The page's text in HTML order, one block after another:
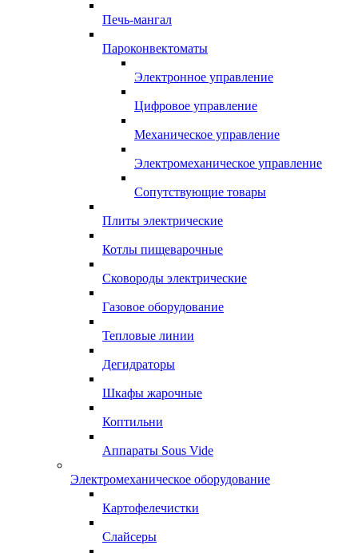
Печь-мангал
Пароконвектоматы
Электронное управление
Цифровое управление
Механическое управление
Электромеханическое управление
Сопутствующие товары
Плиты электрические
Котлы пищеварочные
Сковороды электрические
Газовое оборудование
Тепловые линии
Дегидраторы
Шкафы жарочные
Коптильни
Аппараты Sous Vide
Электромеханическое оборудование
Картофелечистки
Слайсеры